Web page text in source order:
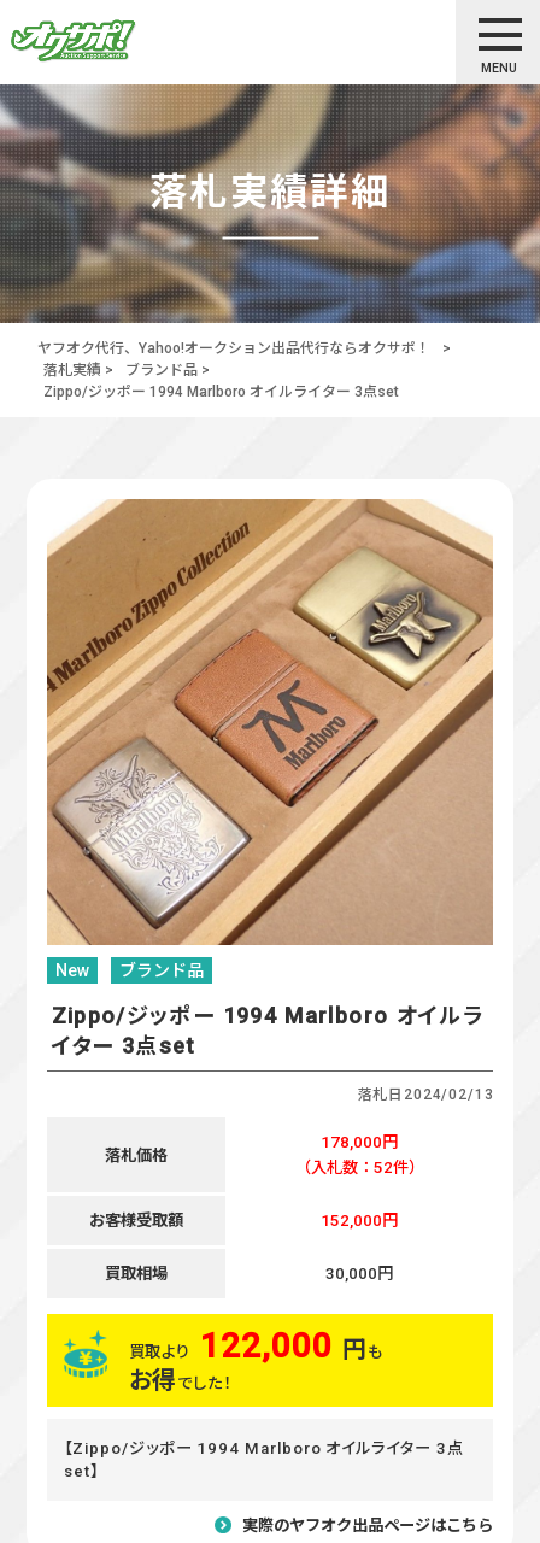
MENU
落札実績詳細
ヤフオク代行、Yahoo!オークション出品代行ならオクサポ！
>
落札実績 > ブランド品 >
Zippo/ジッポー 1994 Marlboro オイルライター 3点set
New ブランド品
Zippo/ジッポー 1994 Marlboro オイルラ
イター 3点set
落札日 2024/02/13
落札価格
178,000円
（入札数：52件）
お客様受取額 152,000円
買取相場 30,000円
買取より 122,000 円 も
お得 でした！
【Zippo/ジッポー 1994 Marlboro オイルライター 3点
set】
実際のヤフオク出品ページはこちら